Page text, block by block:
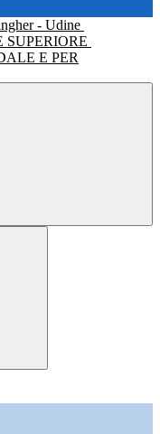
- Udine
E PER